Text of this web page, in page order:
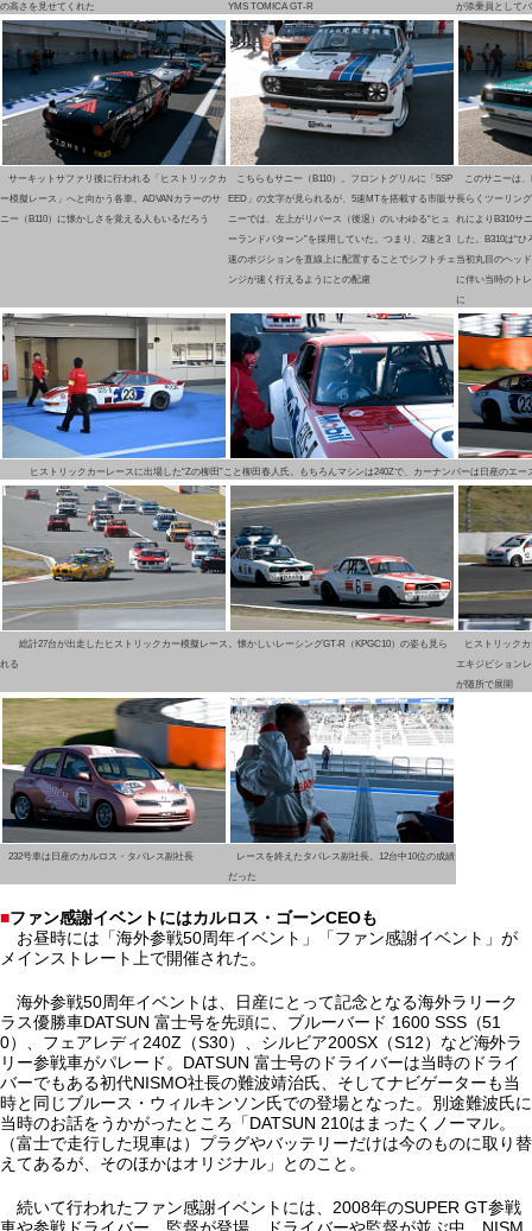
の高さを見せてくれた
YMS TOMICA GT-R
が添乗員として
サーキットサファリ後に行われる「ヒストリックカ
ー模擬レース」へと向かう各車。ADVANカラーのサ
ニー（B110）に懐かしさを覚える人もいるだろう
こちらもサニー（B110）。フロントグリルに「5SP
EED」の文字が見られるが、5速MTを搭載する市販サ
ニーでは、左上がリバース（後退）のいわゆる“ヒュ
ーランドパターン”を採用していた。つまり、2速と3
速のポジションを直線上に配置することでシフトチェ
ンジが速く行えるようにとの配慮
このサニーは
長らくツーリン
れによりB310サ
した。B310は“
当初丸目のヘッ
に伴い当時のト
に
ヒストリックカーレースに出場した“Zの柳田”こと柳田春人氏。もちろんマシンは240Zで、カーナンバーは日産のエ
総計27台が出走したヒストリックカー模擬レース。懐かしいレーシングGT-R（KPGC10）の姿も見ら
れる
ヒストリック
エキジビション
が随所で展開
232号車は日産のカルロス・タバレス副社長
レースを終えたタバレス副社長。12台中10位の成績
だった
■ファン感謝イベントにはカルロス・ゴーンCEOも
お昼時には「海外参戦50周年イベント」「ファン感謝イベント」が
メインストレート上で開催された。
海外参戦50周年イベントは、日産にとって記念となる海外ラリーク
ラス優勝車DATSUN 富士号を先頭に、ブルーバード 1600 SSS（51
0）、フェアレディ240Z（S30）、シルビア200SX（S12）など海外ラ
リー参戦車がパレード。DATSUN 富士号のドライバーは当時のドライ
バーでもある初代NISMO社長の難波靖治氏、そしてナビゲーターも当
時と同じブルース・ウィルキンソン氏での登場となった。別途難波氏に
当時のお話をうかがったところ「DATSUN 210はまったくノーマル。
（富士で走行した現車は）プラグやバッテリーだけは今のものに取り替
えてあるが、そのほかはオリジナル」とのこと。
続いて行われたファン感謝イベントには、2008年のSUPER GT参戦